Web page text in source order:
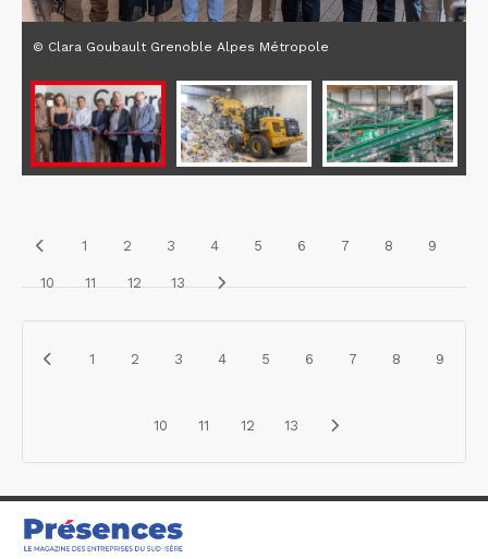
© Clara Goubault Grenoble Alpes Métropole
1 2 3 4 5 6 7 8 9
10 11 12 13
1 2 3 4 5 6 7 8 9
10 11 12 13